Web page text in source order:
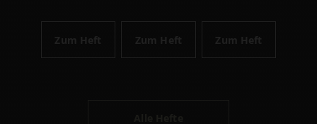
Zum Heft Zum Heft Zum Heft